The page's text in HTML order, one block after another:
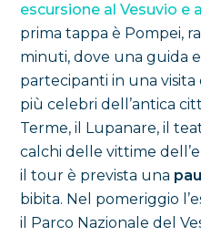
escursione al Vesuvio e
prima tappa è Pompei,
minuti, dove una guida
partecipanti in una
più celebri dell’antica
Terme, il Lupanare, il
calchi delle vittime
il tour è prevista una
bibita. Nel pomeriggio
il Parco Nazionale del